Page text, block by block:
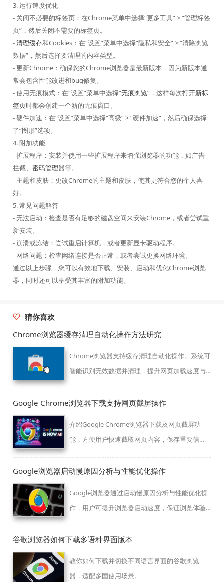
3. 运行速度优化
- 关闭不必要的标签页：在Chrome菜单中选择“更多工具” > “管理标签
页”，然后关闭不需要的标签页。
-清理缓存和Cookies：在“设置”菜单中选择“隐私和安全” > “清除浏览
数据”，然后选择要清理的内容类型。
- 更新Chrome：确保您的Chrome浏览器是最新版本，因为新版本通
常会包含性能改进和bug修复。
- 使用无痕模式：在“设置”菜单中选择“无痕浏览”，这样每次打开新标
签页时都会创建一个新的无痕窗口。
- 硬件加速：在“设置”菜单中选择“高级” > “硬件加速”，然后确保选择
了“图形”选项。
4. 附加功能
- 扩展程序：安装并使用一些扩展程序来增强浏览器的功能，如广告
拦截、 密码管理器等。
- 主题和皮肤：更改Chrome的主题和皮肤，使其更符合您的个人喜
好。
5. 常见问题解答
- 无法启动：检查是否有足够的磁盘空间来安装Chrome，或者尝试重
新安装。
- 崩溃或冻结：尝试重启计算机，或者更新显卡驱动程序。
- 网络问题：检查网络连接是否正常，或者尝试更换网络环境。
通过以上步骤，您可以有效地下载、安装、启动和优化Chrome浏览
器，同时还可以享受其丰富的附加功能。
猜你喜欢
Chrome浏览器缓存清理自动化操作方法研究
Chrome浏览器支持缓存清理自动化操作。系统可
智能识别无效数据并清理，提升网页加载速度与
验。
Google Chrome浏览器下载支持网页截屏操作
介绍Google Chrome浏览器下载及网页截屏功
能，方便用户快速截取网页内容，保存重要信
Google浏览器启动慢原因分析与性能优化操作
Google浏览器通过启动慢原因分析与性能优化操
作，用户可提升浏览器启动速度，保证浏览体验
谷歌浏览器如何下载多语种界面版本
教你如何下载并切换不同语言界面的谷歌浏览
器，适配多国使用场景。